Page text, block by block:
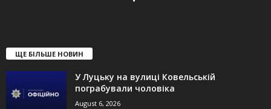
ЩЕ БІЛЬШЕ НОВИН
У Луцьку на вулиці Ковельській
пограбували чоловіка
August 6, 2026